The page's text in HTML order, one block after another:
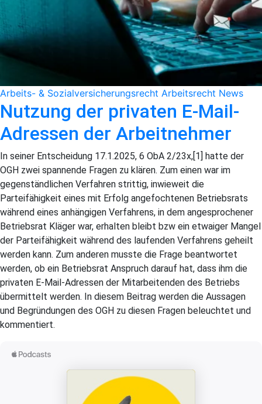
Arbeits- & Sozial­versicherungs­recht Arbeitsrecht News
Nutzung der privaten E-Mail-
Adressen der Arbeitnehmer
In seiner Entscheidung 17.1.2025, 6 ObA 2/23x,[1] hatte der
OGH zwei spannende Fragen zu klären. Zum einen war im
gegenständlichen Verfahren strittig, inwieweit die
Parteifähigkeit eines mit Erfolg angefochtenen Betriebsrats
während eines anhängigen Verfahrens, in dem angesprochener
Betriebsrat Kläger war, erhalten bleibt bzw ein etwaiger Mangel
der Parteifähigkeit während des laufenden Verfahrens geheilt
werden kann. Zum anderen musste die Frage beantwortet
werden, ob ein Betriebsrat Anspruch darauf hat, dass ihm die
privaten E-Mail-Adressen der Mitarbeitenden des Betriebs
übermittelt werden. In diesem Beitrag werden die Aussagen
und Begründungen des OGH zu diesen Fragen beleuchtet und
kommentiert.